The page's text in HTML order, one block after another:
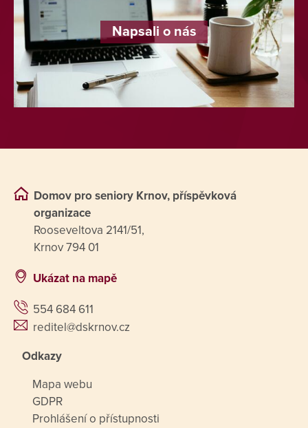
Napsali o nás
Domov pro seniory Krnov, příspěvková
organizace
Rooseveltova 2141/51,
Krnov 794 01
Ukázat na mapě
554 684 611
reditel@dskrnov.cz
Odkazy
Mapa webu
GDPR
Prohlášení o přístupnosti